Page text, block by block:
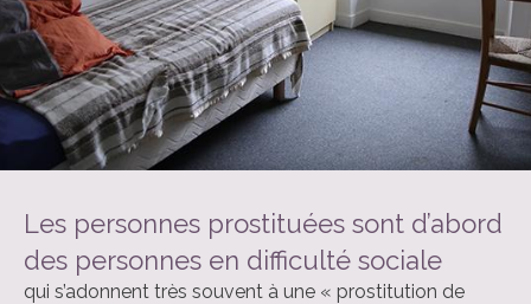
Les personnes prostituées sont d’abord
des personnes en difficulté sociale
qui s’adonnent très souvent à une « prostitution de